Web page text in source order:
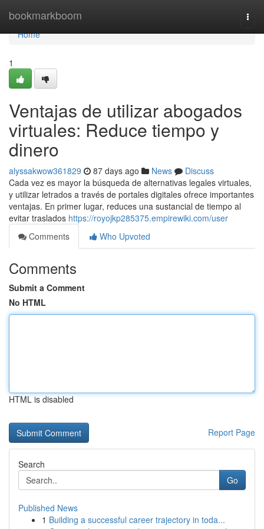
bookmarkboom
Home
Home
1
Ventajas de utilizar abogados
virtuales: Reduce tiempo y
dinero
alyssakwow361829 87 days ago News
Discuss
Cada vez es mayor la búsqueda de alternativas legales virtuales,
y utilizar letrados a través de portales digitales ofrece importantes
ventajas. En primer lugar, reduces una sustancial de tiempo al
evitar traslados https://royojkp285375.empirewiki.com/user
Comments
Who Upvoted
Comments
Submit a Comment
No HTML
HTML is disabled
Report Page
Search
Go
Published News
1 Building a successful career trajectory in toda...